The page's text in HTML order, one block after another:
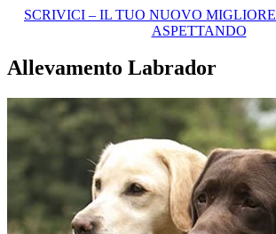
SCRIVICI – IL TUO NUOVO
ASPETTANDO
Allevamento Labrador